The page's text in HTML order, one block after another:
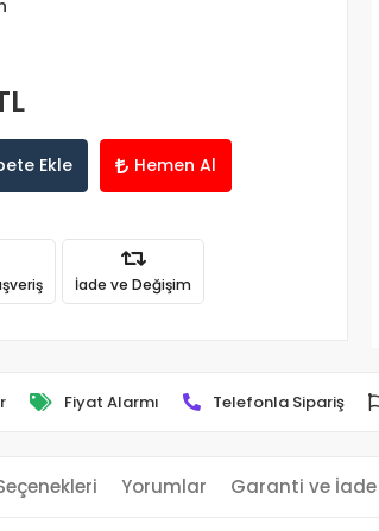
Ekle Hemen Al
İade ve Değişim
Fiyat Alarmı Telefonla Sipariş
Yorumlar Garanti ve İade